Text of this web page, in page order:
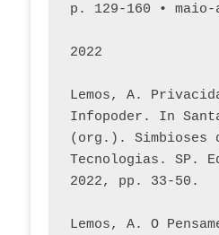
p. 129-160 •
2022
Lemos, A.
Infopoder. In
(org.). Simbioses
Tecnologias. SP.
2022, pp. 33-50.
Lemos, A. O